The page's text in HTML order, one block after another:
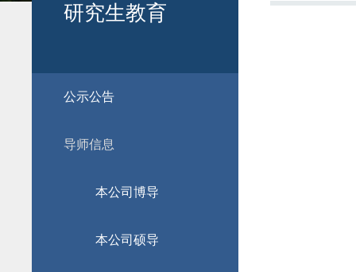
研究生教育
公示公告
导师信息
本公司博导
本公司硕导